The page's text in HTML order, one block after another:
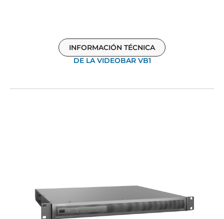
INFORMACIÓN TÉCNICA
DE LA VIDEOBAR VB1